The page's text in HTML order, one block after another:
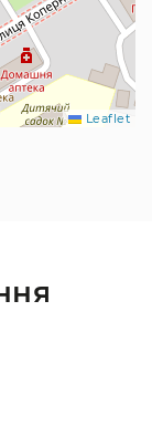
Leaflet